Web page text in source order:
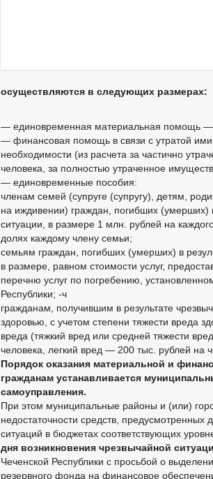
осуществляются в следующих размерах:
— единовременная материальная помощь —
— финансовая помощь в связи с утратой
необходимости (из расчета за частично
человека, за полностью утраченное
— единовременные пособия:
членам семей (супруге (супругу), детям,
на иждивении) граждан, погибших (умерших)
ситуации, в размере 1 млн. рублей на
долях каждому члену семьи;
семьям граждан, погибших (умерших) в
в размере, равном стоимости услуг,
перечню услуг по погребению,
Республики; -ч
гражданам, получившим в результате
здоровью, с учетом степени тяжести вреда
вреда (тяжкий вред или средней тяжести
человека, легкий вред — 200 тыс. рублей на
Порядок оказания материальной и
гражданам устанавливается
самоуправления.
При этом муниципальные районы и (или)
недостаточности средств, предусмотренных
ситуаций в бюджетах соответствующих
дня возникновения чрезвычайной
Чеченской Республики с просьбой о
резервного фонда на финансовое